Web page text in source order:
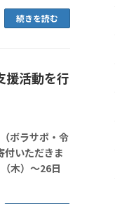
続きを読む
援活動を行
ボラサポ・令
付いただきま
木）～26日